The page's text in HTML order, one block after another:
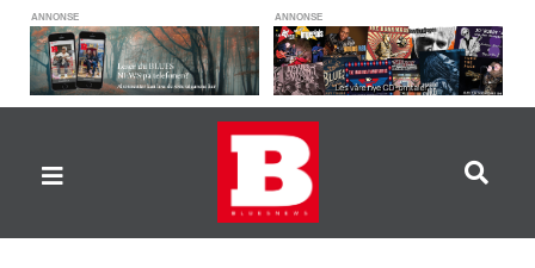
ANNONSE ANNONSE